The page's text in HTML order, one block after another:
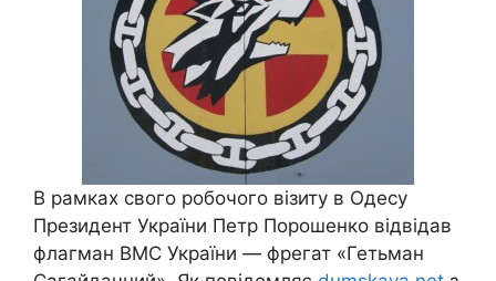
В рамках свого робочого візиту в Одесу
Президент України Петр Порошенко відвідав
флагман ВМС України — фрегат «Гетьман